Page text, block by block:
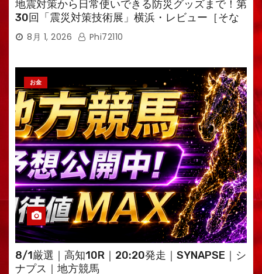
地震対策から日常使いできる防災グッズまで！第
30回「震災対策技術展」横浜・レビュー［そな
えるTV・高荷智也］
8月 1, 2026 Phi72110
お金
8/1厳選｜高知10R｜20:20発走｜SYNAPSE｜シ
ナプス｜地方競馬